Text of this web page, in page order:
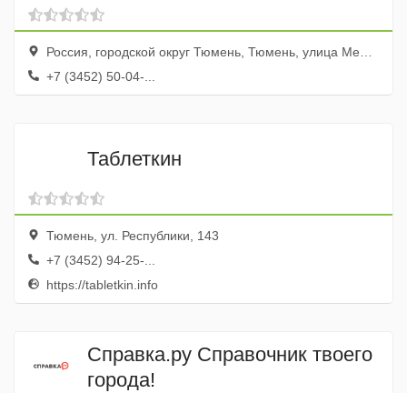
Россия, городской округ Тюмень, Тюмень, улица Мельникайте, 101/9, кабинет 603
+7 (3452) 50-04-...
Таблеткин
Тюмень, ул. Республики, 143
+7 (3452) 94-25-...
https://tabletkin.info
Справка.ру Справочник твоего
города!